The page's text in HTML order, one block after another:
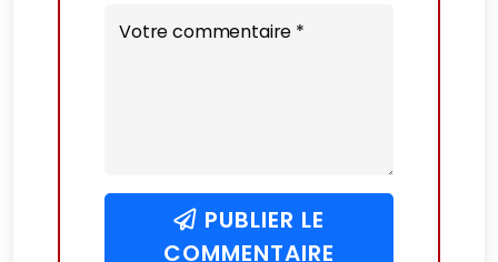
Votre commentaire *
PUBLIER LE
COMMENTAIRE